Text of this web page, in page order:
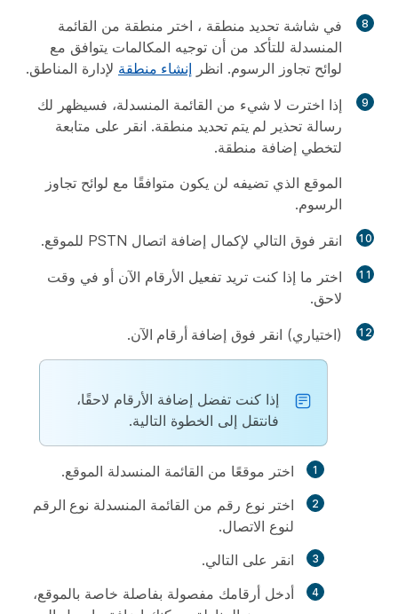
8 في شاشة تحديد منطقة ، اختر منطقة من القائمة
المنسدلة للتأكد من أن توجيه المكالمات يتوافق مع
لوائح تجاوز الرسوم. انظر إنشاء منطقة لإدارة المناطق.
9 إذا اخترت لا شيء من القائمة المنسدلة، فسيظهر لك
رسالة تحذير لم يتم تحديد منطقة. انقر على متابعة
لتخطي إضافة منطقة.
الموقع الذي تضيفه لن يكون متوافقًا مع لوائح تجاوز
الرسوم.
10 انقر فوق التالي لإكمال إضافة اتصال PSTN للموقع.
11
اختر ما إذا كنت تريد تفعيل الأرقام الآن أو في وقت
لاحق.
12 (اختياري) انقر فوق إضافة أرقام الآن.
إذا كنت تفضل إضافة الأرقام لاحقًا،
فانتقل إلى الخطوة التالية.
اختر موقعًا من القائمة المنسدلة الموقع.
اختر نوع رقم من القائمة المنسدلة نوع الرقم
لنوع الاتصال.
انقر على التالي.
أدخل أرقامك مفصولة بفاصلة خاصة بالموقع،